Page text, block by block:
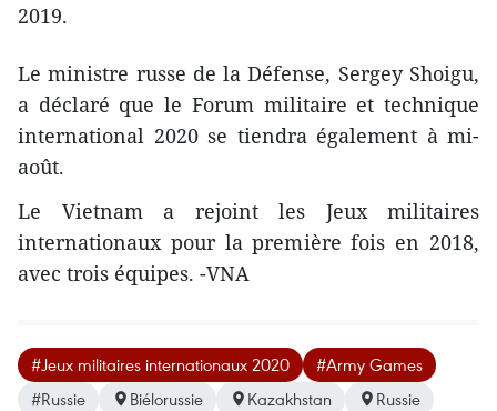
2019.
Le ministre russe de la Défense, Sergey Shoigu,
a déclaré que le Forum militaire et technique
international 2020 se tiendra également à mi-
août.
Le Vietnam a rejoint les Jeux militaires
internationaux pour la première fois en 2018,
avec trois équipes. -VNA
#Jeux militaires internationaux 2020
#Army Games
#Russie
Biélorussie Kazakhstan
Russie